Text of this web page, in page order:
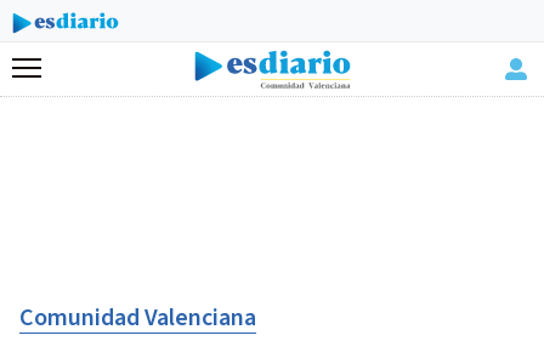
Menú
Comunidad Valenciana